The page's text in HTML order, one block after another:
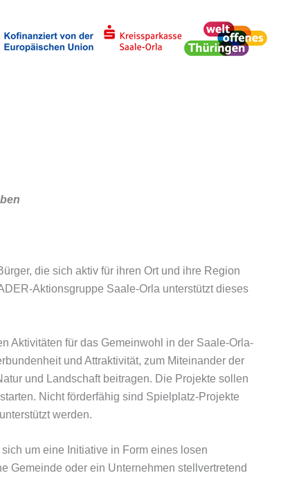
die sich aktiv für ihren Ort und ihre Region
Aktionsgruppe Saale-Orla unterstützt dieses
Aktivitäten für das Gemeinwohl in der Saale-Orla-
und Attraktivität, zum Miteinander der
und Landschaft beitragen. Die Projekte sollen
Nicht förder­fähig sind Spielplatz-Projekte
werden.
um eine Initia­tive in Form eines losen
Gemeinde oder ein Unternehmen stellvertretend